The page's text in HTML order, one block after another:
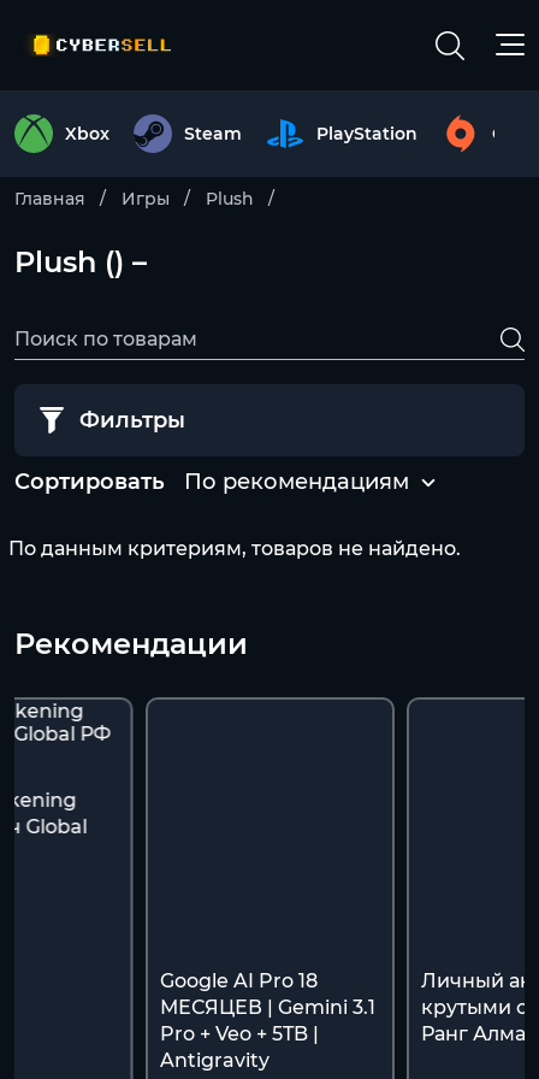
Xbox Steam PlayStation
Главная Игры Plush
Plush () –
Фильтры
Сортировать По рекомендациям
По данным критериям, товаров не найдено.
Рекомендации
Global
Google AI Pro 18
МЕСЯЦЕВ | Gemini 3.1
Pro + Veo + 5TB |
Antigravity
Личный
крутыми
Ранг Алмаз